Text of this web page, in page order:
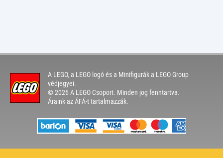
A LEGO, a LEGO logó és a Minifigurák a LEGO Group
védjegyei.
© 2026 A LEGO Csoport. Minden jog fenntartva.
Áraink az ÁFÁ-t tartalmazzák.